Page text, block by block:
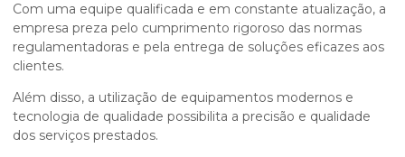
Com uma equipe qualificada e em constante atualização, a
empresa preza pelo cumprimento rigoroso das normas
regulamentadoras e pela entrega de soluções eficazes aos
clientes.
Além disso, a utilização de equipamentos modernos e
tecnologia de qualidade possibilita a precisão e qualidade
dos serviços prestados.